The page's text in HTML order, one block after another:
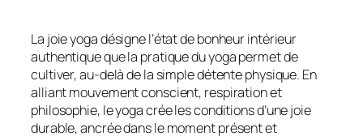
La joie yoga désigne l’état de bonheur intérieur
authentique que la pratique du yoga permet de
cultiver, au-delà de la simple détente physique. En
alliant mouvement conscient, respiration et
philosophie, le yoga crée les conditions d’une joie
durable, ancrée dans le moment présent et